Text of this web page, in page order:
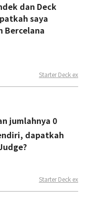
dan Deck
saya
Bercelana
Starter Deck ex
jumlahnya 0
dapatkah
Starter Deck ex